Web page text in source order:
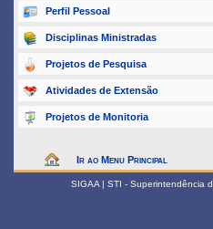
Perfil Pessoal
Disciplinas Ministradas
Projetos de Pesquisa
Atividades de Extensão
Projetos de Monitoria
Ir ao Menu Principal
SIGAA | STI - Superintendência